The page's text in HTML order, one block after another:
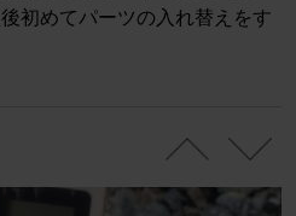
初めてパーツの入れ替えをす